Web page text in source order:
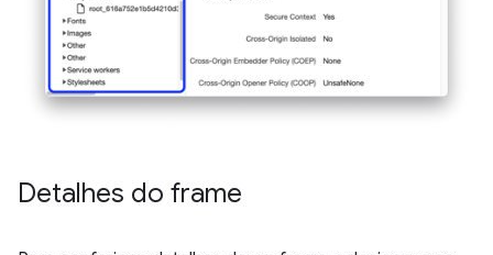
Detalhes do frame